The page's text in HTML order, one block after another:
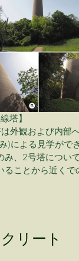
塔】
外観および内部
)による見学がで
み、2号塔につい
ることから近くで
リート